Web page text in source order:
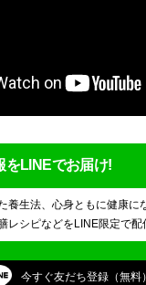
をLINEでお届け!
養生法、心身ともに健康に
レシピなどをLINE限定で配
今すぐ友だち登録（無料）